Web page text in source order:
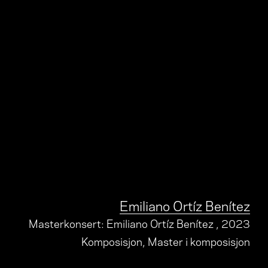
Emiliano Ortíz Benítez
Masterkonsert: Emiliano Ortíz Benítez , 2023
Komposisjon, Master i komposisjon